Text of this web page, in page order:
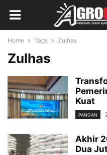
Home Tags Zulhas
Zulhas
Kuat
PANGAN
Akhir
Dua